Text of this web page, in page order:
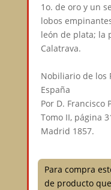
1o. de oro y un
lobos
león de plata; la
Calatrava.⠀
Nobiliario de los
España⠀
Por D. Francisco
Tomo II, página
Madrid 1857.
Para compra
de producto